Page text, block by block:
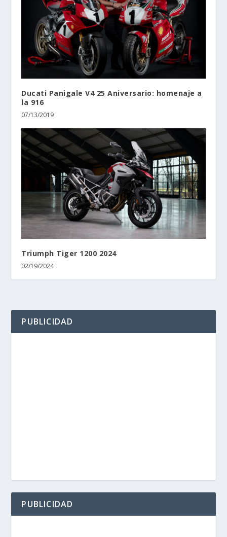
Ducati Panigale V4 25 Aniversario: homenaje a
la 916
07/13/2019
Triumph Tiger 1200 2024
02/19/2024
PUBLICIDAD
PUBLICIDAD